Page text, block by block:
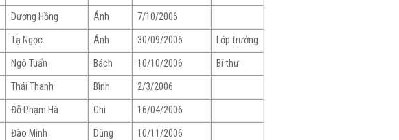
Dương Hồng Ánh
7/10/2006
Tạ Ngọc Ánh 30/09/2006
Lớp trưởng
Ngô Tuấn Bách 10/10/2006
Bí thư
Thái Thanh Bình
2/3/2006
Đỗ Phạm Hà Chi
16/04/2006
Đào Minh Dũng
10/11/2006